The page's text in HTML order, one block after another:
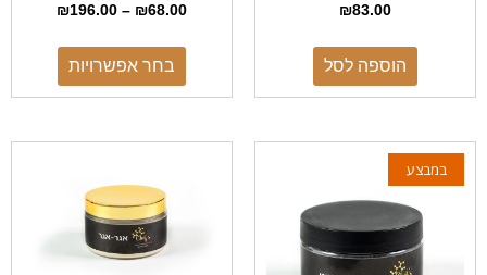
₪83.00
הוספה לסל
₪68.00
–
₪196.00
בחר אפשרויות
במבצע